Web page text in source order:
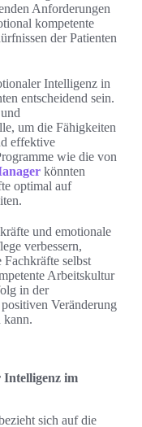
Anforderungen
kompetente
der Patienten
Intelligenz in
entscheidend sein.
um die Fähigkeiten
effektive
wie die von
könnten
optimal auf
und emotionale
verbessern,
selbst
Arbeitskultur
in der
Veränderung
kann.
Intelligenz im
sich auf die